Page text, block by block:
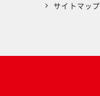
サイトマップ